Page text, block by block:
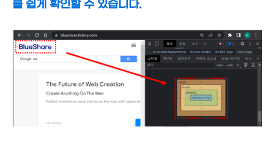
를 쉽게 확인할 수 있습니다.